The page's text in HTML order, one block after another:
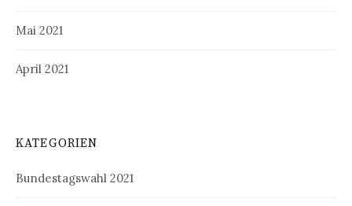
Mai 2021
April 2021
KATEGORIEN
Bundestagswahl 2021